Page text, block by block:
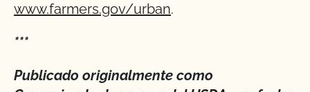
www.farmers.gov/urban.
***
Publicado originalmente como